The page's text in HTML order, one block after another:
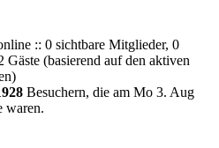
:: 0 sichtbare Mitglieder, 0
(basierend auf den aktiven
Besuchern, die am Mo 3. Aug
waren.